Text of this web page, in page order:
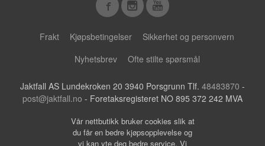
Frakt Kjøpsbetingelser
Sikkerhet og personvern
Nyhetsbrev
Ofte stilte spørsmål
Jaktfall AS Lundekroken 20 3940 Porsgrunn Tlf. 48483870 -
post@jaktfall.no - Foretaksregisteret NO 895 372 242 MVA
Vår nettbutikk bruker cookies slik at
du får en bedre kjøpsopplevelse og
vi kan yte deg bedre service. Vi